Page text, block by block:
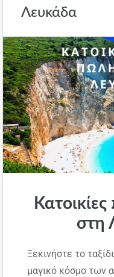
Λευκάδα
στη
Ξεκινήστε το
μαγικό κόσμο των